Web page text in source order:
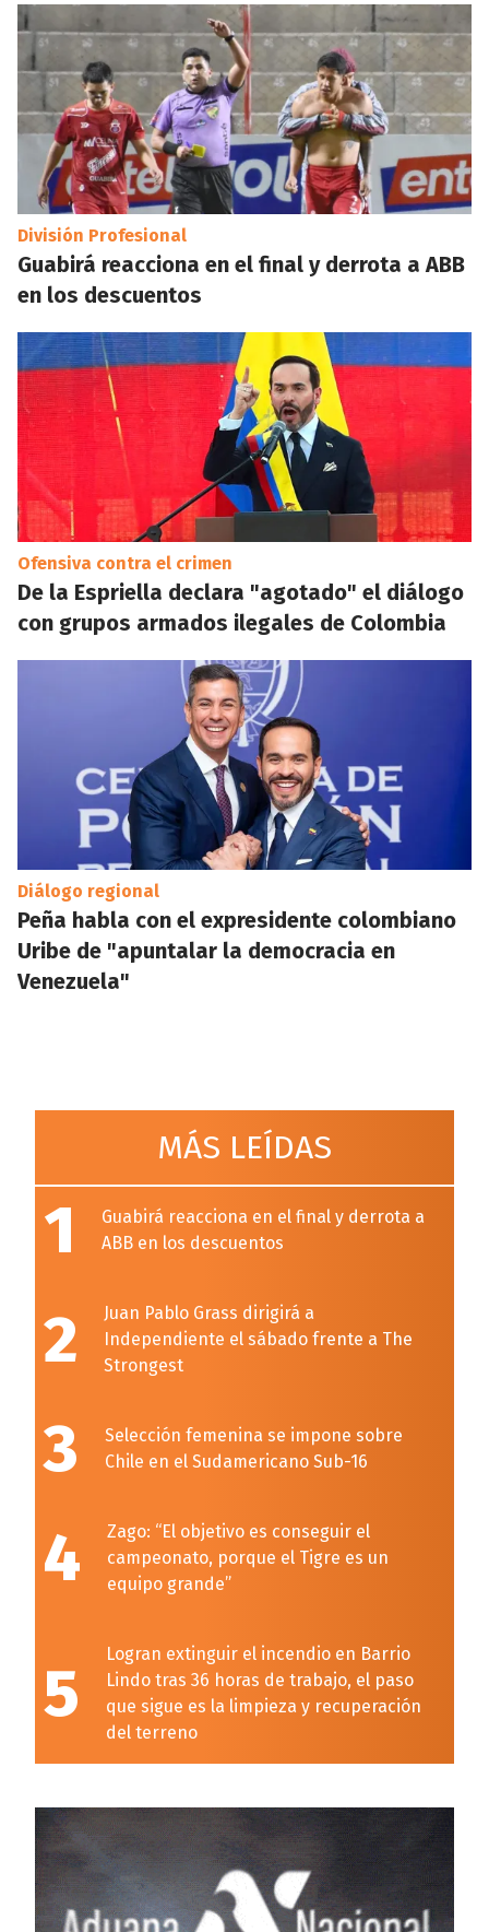
División Profesional
Guabirá reacciona en el final y derrota a ABB
en los descuentos
Ofensiva contra el crimen
De la Espriella declara "agotado" el diálogo
con grupos armados ilegales de Colombia
Diálogo regional
Peña habla con el expresidente colombiano
Uribe de "apuntalar la democracia en
Venezuela"
MÁS LEÍDAS
1
Guabirá reacciona en el final y derrota a
ABB en los descuentos
2
Juan Pablo Grass dirigirá a
Independiente el sábado frente a The
Strongest
3
Selección femenina se impone sobre
Chile en el Sudamericano Sub-16
4
Zago: “El objetivo es conseguir el
campeonato, porque el Tigre es un
equipo grande”
5
Logran extinguir el incendio en Barrio
Lindo tras 36 horas de trabajo, el paso
que sigue es la limpieza y recuperación
del terreno